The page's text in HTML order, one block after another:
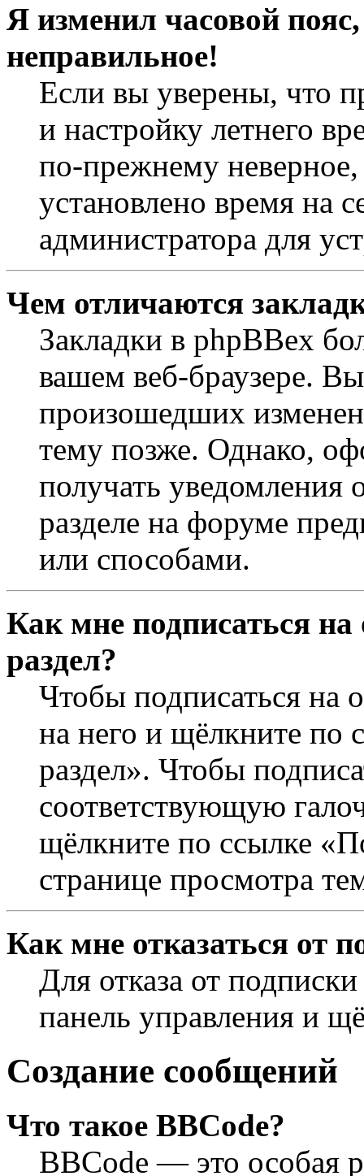
Я изменил часовой
неправильное!
Если вы уверены, что
и настройку летнего
по-прежнему неверное,
установлено время на
администратора для
Чем отличаются
Закладки в phpBBex
вашем веб-браузере.
произошедших
тему позже. Однако,
получать уведомления
разделе на форуме
или способами.
Как мне подписаться
раздел?
Чтобы подписаться на
на него и щёлкните по
раздел». Чтобы
соответствующую
щёлкните по ссылке
странице просмотра
Как мне отказаться от
Для отказа от
панель управления и
Создание сообщений
Что такое BBCode?
BBCode — это особая